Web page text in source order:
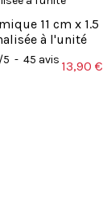
11 cm x 1.5
à l'unité
/5 - 45 avis 13,90 €